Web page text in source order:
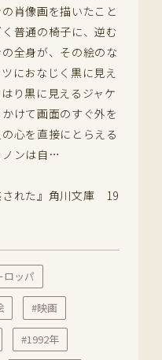
肖像画を描いたこと
普通の椅子に、逆む
全身が、その絵のな
におなじく黒に見え
り黒に見えるジャケ
けて画面のすぐ外を
心を直接にとらえる
ノンは自…
された』角川文庫 19
ロッパ
#映画
#1992年